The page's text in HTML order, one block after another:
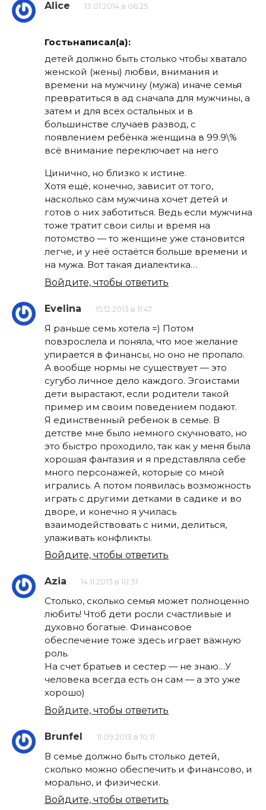
Alice 13.01.2014 в 06:25
Гостьнаписал(а):
детей должно быть столько чтобы хватало
женской (жены) любви, внимания и
времени на мужчину (мужа) иначе семья
превратиться в ад сначала для мужчины, а
затем и для всех остальных и в
большинстве случаев развод, с
появлением ребёнка женщина в 99.9\%
всё внимание переключает на него
Цинично, но близко к истине.
Хотя ещё, конечно, зависит от того,
насколько сам мужчина хочет детей и
готов о них заботиться. Ведь если мужчина
тоже тратит свои силы и время на
потомство — то женщине уже становится
легче, и у неё остаётся больше времени и
на мужа. Вот такая диалектика…
Войдите, чтобы ответить
Evelina 15.12.2013 в 11:47
Я раньше семь хотела =) Потом
повзрослела и поняла, что мое желание
упирается в финансы, но оно не пропало.
А вообще нормы не существует — это
сугубо личное дело каждого. Эгоистами
дети вырастают, если родители такой
пример им своим поведением подают.
Я единственный ребенок в семье. В
детстве мне было немного скучновато, но
это быстро проходило, так как у меня была
хорошая фантазия и я представляла себе
много персонажей, которые со мной
игрались. А потом появилась возможность
играть с другими детками в садике и во
дворе, и конечно я училась
взаимодействовать с ними, делиться,
улаживать конфликты.
Войдите, чтобы ответить
Azia 14.11.2013 в 10:31
Столько, сколько семья может полноценно
любить! Чтоб дети росли счастливые и
духовно богатые. Финансовое
обеспечение тоже здесь играет важную
роль.
На счет братьев и сестер — не знаю…У
человека всегда есть он сам — а это уже
хорошо)
Войдите, чтобы ответить
Brunfel 11.09.2013 в 10:11
В семье должно быть столько детей,
сколько можно обеспечить и финансово, и
морально, и физически.
Войдите, чтобы ответить